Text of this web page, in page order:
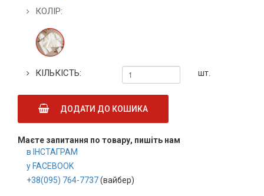
КОЛІР:
КІЛЬКІСТЬ: шт.
ДОДАТИ ДО КОШИКА
Маєте запитання по товару, пишіть нам
в ІНСТАГРАМ
у FACEBOOK
+38(095) 764-7737(вайбер)